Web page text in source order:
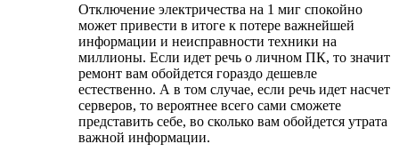
Отключение электричества на 1 миг спокойно
может привести в итоге к потере важнейшей
информации и неисправности техники на
миллионы. Если идет речь о личном ПК, то значит
ремонт вам обойдется гораздо дешевле
естественно. А в том случае, если речь идет насчет
серверов, то вероятнее всего сами сможете
представить себе, во сколько вам обойдется утрата
важной информации.